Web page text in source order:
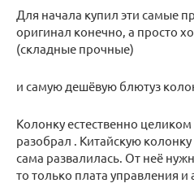
Для начала купил эти самые
оригинал конечно, а просто
(складные прочные)
и самую дешёвую блютуз
Колонку естественно
разобрал . Китайскую
сама развалилась. От неё
то только плата управления и